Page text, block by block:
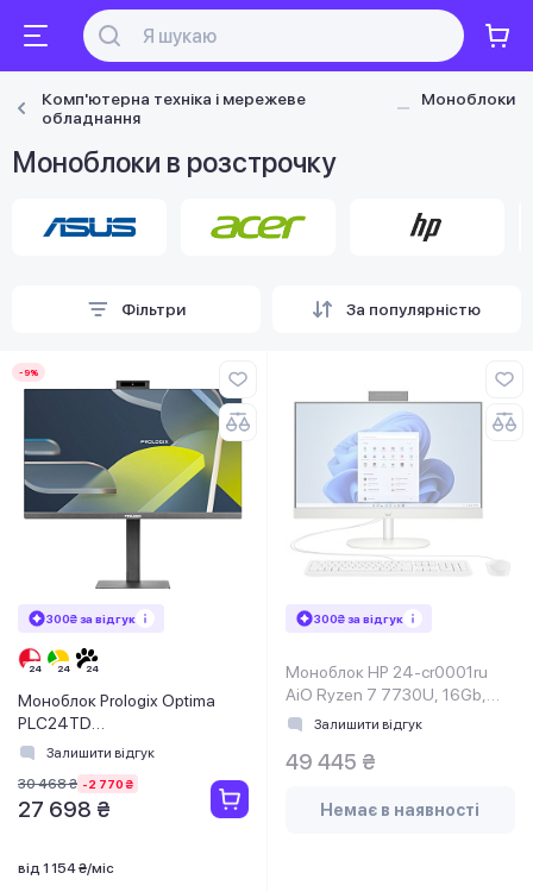
Комп'ютерна техніка і мережеве
обладнання
Моноблоки
Моноблоки в розстрочку
Фільтри За популярністю
-9%
300₴ за відгук
Моноблок Prologix Optima
PLC24TD
(PLC24TD.OPT.1AE.N.5201)
Залишити відгук
30 468 ₴ -2 770 ₴
27 698 ₴
від 1 154 ₴/міс
300₴ за відгук
Моноблок HP 24-cr0001ru
AiO Ryzen 7 7730U, 16Gb,
SSD512Gb, WiFi, Cam, KBD,
Залишити відгук
49 445 ₴
Немає в наявності